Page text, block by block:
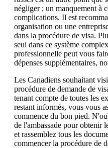
négliger ; un manquement à
complications. Il est
organisation ou une
dans la procédure de visa.
seul dans ce système
professionnelle peut vous
dépenses supplémentaires,
Les Canadiens souhaitant
procédure de demande de
tenant compte de toutes les
restant informés, vous vous
commence du bon pied.
de l'ambassade pour obtenir
et rassemblez tous les
commencer la procédure de